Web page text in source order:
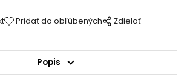
Pridať do obľúbených Zdielať
Popis